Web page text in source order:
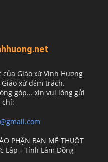
Giáo xứ Vinh Hương
xứ đảm trách.
góp... xin vui lòng gửi
chỉ:
PHẬN BAN MÊ THUỘT
Lập - Tỉnh Lâm Đồng